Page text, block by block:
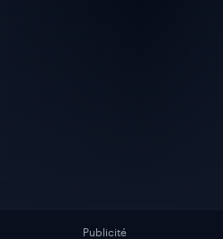
Publicité